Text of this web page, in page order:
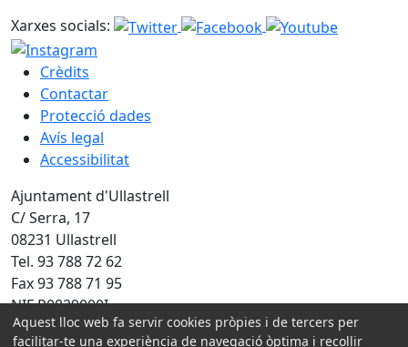
Xarxes socials:
Crèdits
Contactar
Protecció dades
Avís legal
Accessibilitat
Ajuntament d'Ullastrell
C/ Serra, 17
08231 Ullastrell
Tel. 93 788 72 62
Fax 93 788 71 95
NIF P0829000I
Amb la col·laboració de:
Aquest lloc web fa servir cookies pròpies i de tercers per
facilitar-te una experiència de navegació òptima i recollir